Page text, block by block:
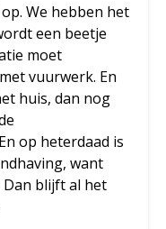
We hebben het
een beetje
moet
vuurwerk. En
huis, dan nog
op heterdaad is
want
Dan blijft al het